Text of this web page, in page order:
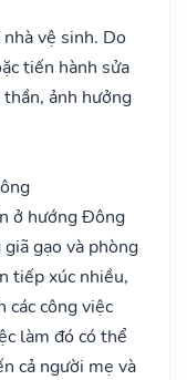
vệ sinh. Do
tiến hành sửa
ảnh hưởng
ở hướng Đông
gạo và phòng
tiếp xúc nhiều,
các công việc
làm đó có thể
cả người mẹ và